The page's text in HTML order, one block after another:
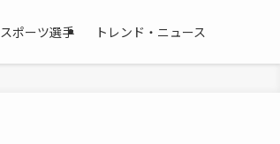
スポーツ選手 トレンド・ニュース